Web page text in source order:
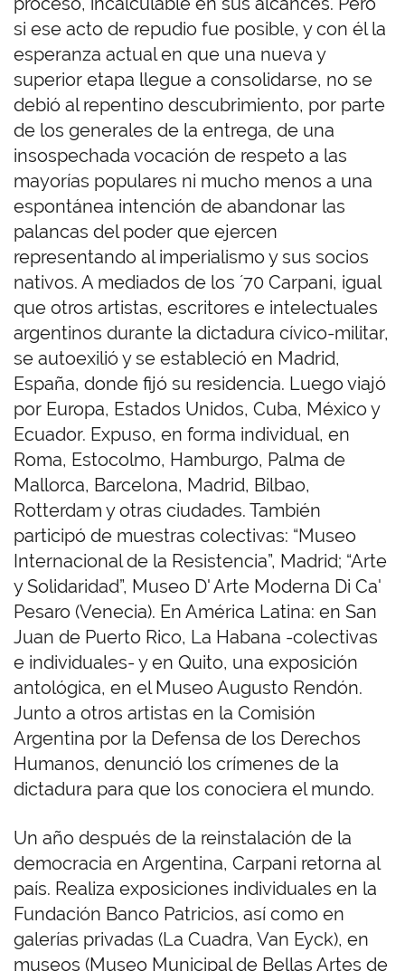
si ese acto de repudio fue posible, y con él la
esperanza actual en que una nueva y
superior etapa llegue a consolidarse, no se
debió al repentino descubrimiento, por parte
de los generales de la entrega, de una
insospechada vocación de respeto a las
mayorías populares ni mucho menos a una
espontánea intención de abandonar las
palancas del poder que ejercen
representando al imperialismo y sus socios
nativos. A mediados de los ´70 Carpani, igual
que otros artistas, escritores e intelectuales
argentinos durante la dictadura cívico-militar,
se autoexilió y se estableció en Madrid,
España, donde fijó su residencia. Luego viajó
por Europa, Estados Unidos, Cuba, México y
Ecuador. Expuso, en forma individual, en
Roma, Estocolmo, Hamburgo, Palma de
Mallorca, Barcelona, Madrid, Bilbao,
Rotterdam y otras ciudades. También
participó de muestras colectivas: “Museo
Internacional de la Resistencia”, Madrid; “Arte
y Solidaridad”, Museo D' Arte Moderna Di Ca'
Pesaro (Venecia). En América Latina: en San
Juan de Puerto Rico, La Habana -colectivas
e individuales- y en Quito, una exposición
antológica, en el Museo Augusto Rendón.
Junto a otros artistas en la Comisión
Argentina por la Defensa de los Derechos
Humanos, denunció los crímenes de la
dictadura para que los conociera el mundo.
Un año después de la reinstalación de la
democracia en Argentina, Carpani retorna al
país. Realiza exposiciones individuales en la
Fundación Banco Patricios, así como en
galerías privadas (La Cuadra, Van Eyck), en
museos (Museo Municipal de Bellas Artes de